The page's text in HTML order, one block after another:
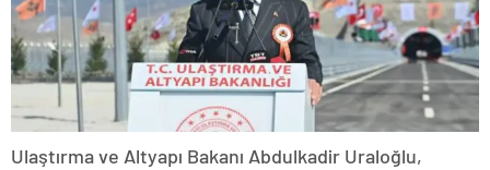
Ulaştırma ve Altyapı Bakanı Abdulkadir Uraloğlu,